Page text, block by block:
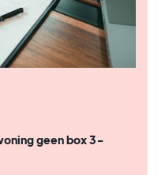
geen box 3-